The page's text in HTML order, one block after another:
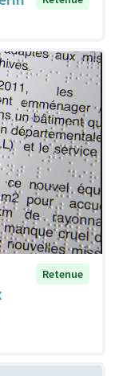
Retenue